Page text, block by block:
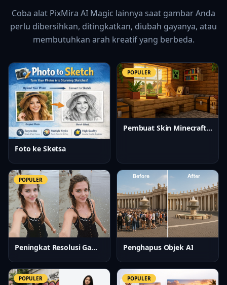
Coba alat PixMira AI Magic lainnya saat gambar Anda
perlu dibersihkan, ditingkatkan, diubah gayanya, atau
membutuhkan arah kreatif yang berbeda.
Foto ke Sketsa
POPULER
Pembuat Skin Minecraft AI
POPULER
Peningkat Resolusi Gambar AI Penghapus Objek AI
POPULER POPULER